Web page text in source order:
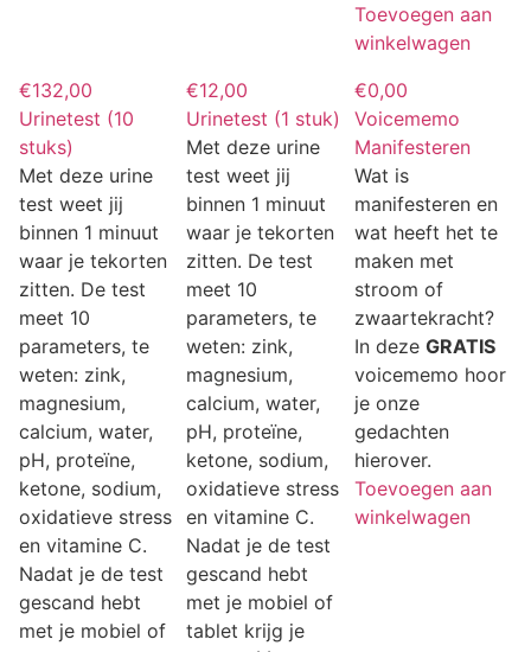
Toevoegen aan
winkelwagen
€132,00
Urinetest (10
stuks)
Met deze urine
test weet jij
binnen 1 minuut
waar je tekorten
zitten. De test
meet 10
parameters, te
weten: zink,
magnesium,
calcium, water,
pH, proteïne,
ketone, sodium,
oxidatieve stress
en vitamine C.
Nadat je de test
gescand hebt
met je mobiel of
€12,00
Urinetest (1 stuk)
Met deze urine
test weet jij
binnen 1 minuut
waar je tekorten
zitten. De test
meet 10
parameters, te
weten: zink,
magnesium,
calcium, water,
pH, proteïne,
ketone, sodium,
oxidatieve stress
en vitamine C.
Nadat je de test
gescand hebt
met je mobiel of
tablet krijg je
€0,00
Voicememo
Manifesteren
Wat is
manifesteren en
wat heeft het te
maken met
stroom of
zwaartekracht?
In deze GRATIS
voicememo hoor
je onze
gedachten
hierover.
Toevoegen aan
winkelwagen